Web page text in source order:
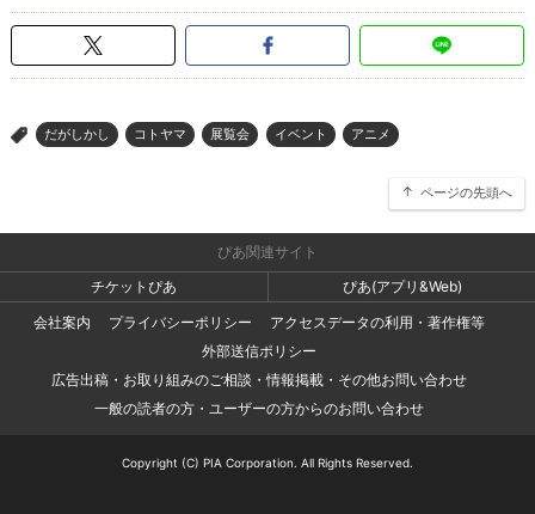
> だがしかし コトヤマ 展覧会 イベント アニメ
ページの先頭へ
ぴあ関連サイト
チケットぴあ
ぴあ(アプリ&Web)
会社案内
プライバシーポリシー
アクセスデータの利用・著作権等
外部送信ポリシー
広告出稿・お取り組みのご相談・情報掲載・その他お問い合わせ
一般の読者の方・ユーザーの方からのお問い合わせ
Copyright (C) PIA Corporation. All Rights Reserved.